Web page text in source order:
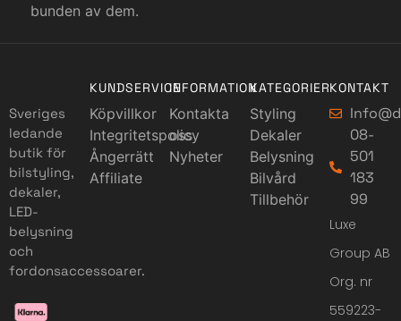
bunden av dem.
Sveriges
ledande
butik för
bilstyling,
dekaler,
LED-
belysning
och
fordonsaccessoarer.
KUNDSERVICE
Köpvillkor
Integritetspolicy
Ångerrätt
Affiliate
INFORMATION
Kontakta
oss
Nyheter
KATEGORIER
Styling
Dekaler
Belysning
Bilvård
Tillbehör
KONTAKT
08-
501
183
99
Luxe
Group AB
Org. nr
559223-